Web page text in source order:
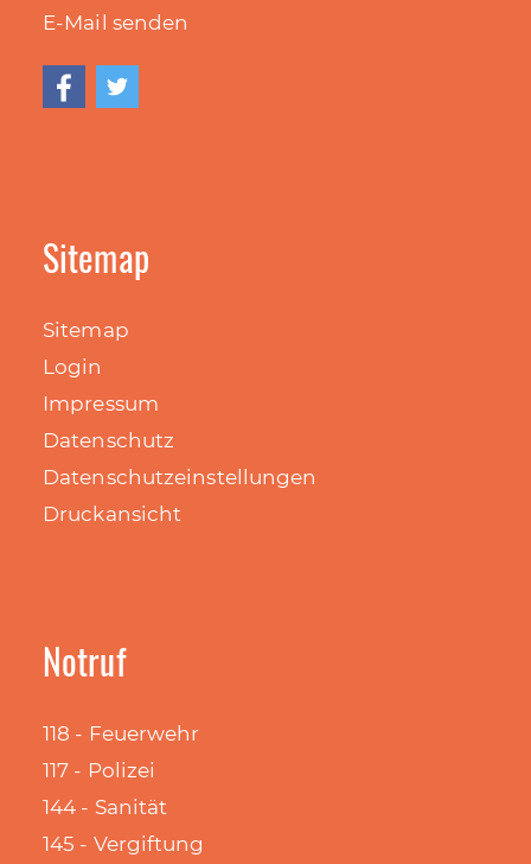
E-Mail senden
Sitemap
Sitemap
Login
Impressum
Datenschutz
Datenschutzeinstellungen
Druckansicht
Notruf
118 - Feuerwehr
117 - Polizei
144 - Sanität
145 - Vergiftung